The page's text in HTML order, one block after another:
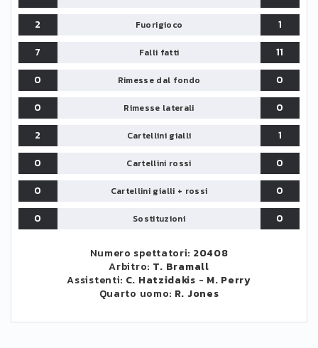
2
Fuorigioco
1
7
Falli fatti
11
0
Rimesse dal fondo
0
0
Rimesse laterali
0
2
Cartellini gialli
1
0
Cartellini rossi
0
0
Cartellini gialli + rossi
0
0
Sostituzioni 0
Numero spettatori: 20408
Arbitro: T. Bramall
Assistenti: C. Hatzidakis - M. Perry
Quarto uomo: R. Jones